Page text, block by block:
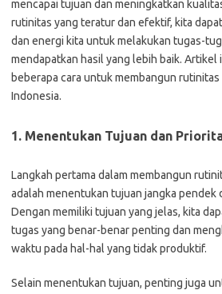
mencapai tujuan dan meningkatkan
rutinitas yang teratur dan efektif, kita
dan energi kita untuk melakukan tugas-
mendapatkan hasil yang lebih baik. Artikel
beberapa cara untuk membangun
Indonesia.
1. Menentukan Tujuan dan
Langkah pertama dalam membangun
adalah menentukan tujuan jangka pendek
Dengan memiliki tujuan yang jelas, kita
tugas yang benar-benar penting dan
waktu pada hal-hal yang tidak produktif.
Selain menentukan tujuan, penting juga